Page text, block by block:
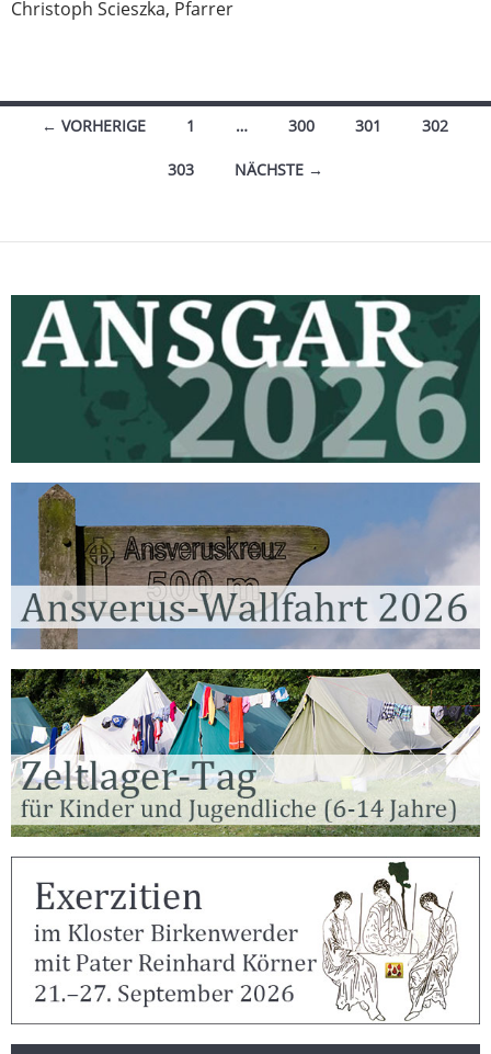
Christoph Scieszka, Pfarrer
Beitragsnavigation
← VORHERIGE 1 … 300 301 302
303 NÄCHSTE →